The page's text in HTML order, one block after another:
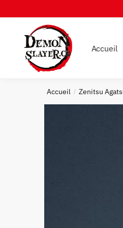
to
navigation
to
Accueil
Accueil / Zenitsu